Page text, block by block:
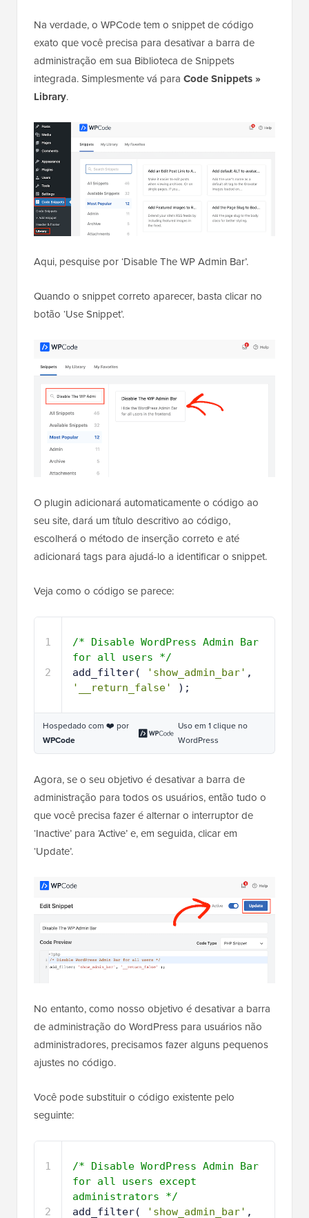
Na verdade, o WPCode tem o snippet de código
exato que você precisa para desativar a barra de
administração em sua Biblioteca de Snippets
integrada. Simplesmente vá para Code Snippets»
Library.
Aqui, pesquise por ‘Disable The WP Admin Bar’.
Quando o snippet correto aparecer, basta clicar no
botão ‘Use Snippet’.
O plugin adicionará automaticamente o código ao
seu site, dará um título descritivo ao código,
escolherá o método de inserção correto e até
adicionará tags para ajudá-lo a identificar o snippet.
Veja como o código se parece:
1
2
/* Disable WordPress Admin Bar
for all users */
add_filter(
'show_admin_bar'
'__return_false'
);
Hospedado com ❤️ por
WPCode
Uso em 1 clique no
WordPress
Agora, se o seu objetivo é desativar a barra de
administração para todos os usuários, então tudo o
que você precisa fazer é alternar o interruptor de
‘Inactive’ para ‘Active’ e, em seguida, clicar em
‘Update’.
No entanto, como nosso objetivo é desativar a barra
de administração do WordPress para usuários não
administradores, precisamos fazer alguns pequenos
ajustes no código.
Você pode substituir o código existente pelo
seguinte:
1
2
/* Disable WordPress Admin Bar
for all users except
administrators */
add_filter(
'show_admin_bar'